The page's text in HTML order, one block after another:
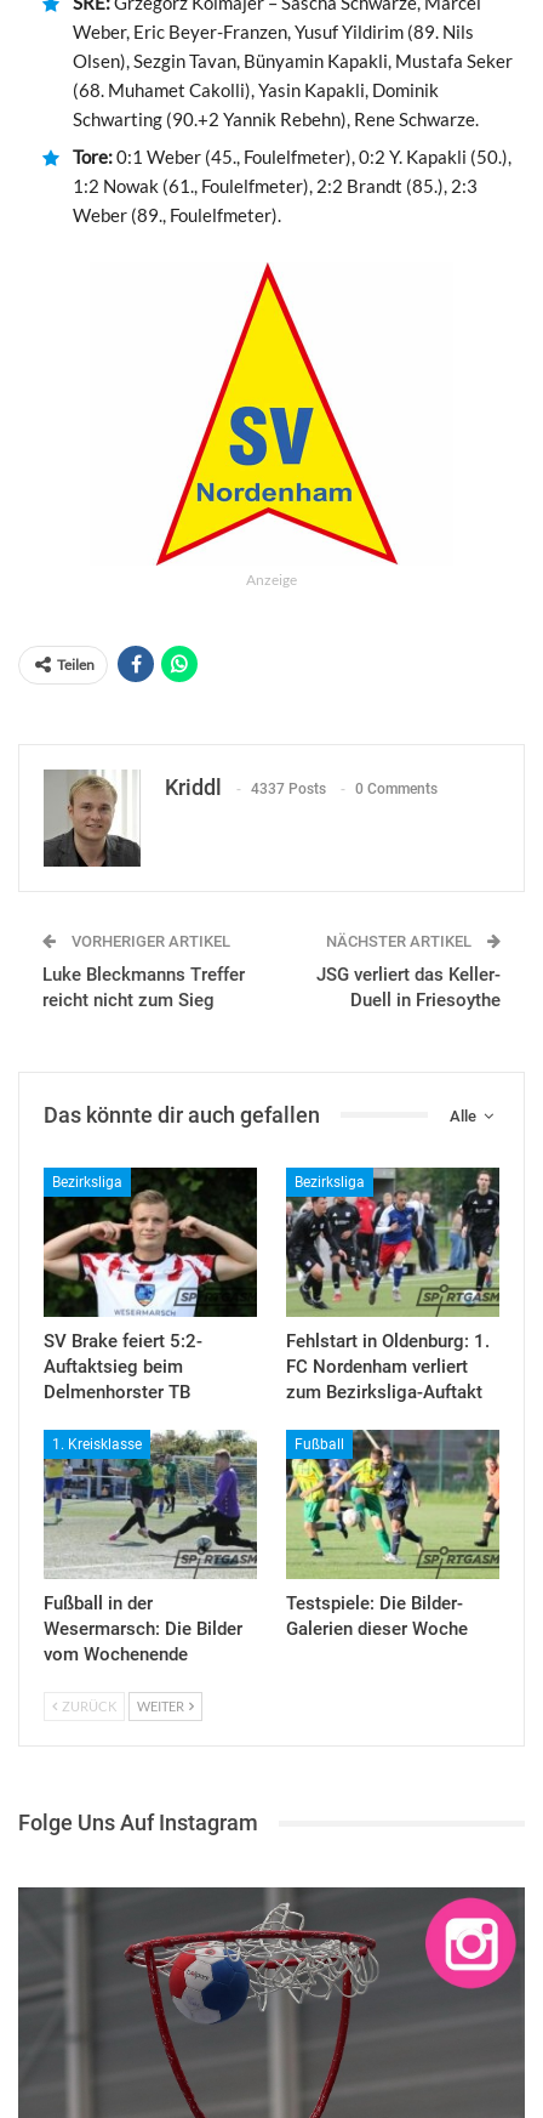
Weber, Eric Beyer-Franzen, Yusuf Yildirim (89. Nils
Olsen), Sezgin Tavan, Bünyamin Kapakli, Mustafa Seker
(68. Muhamet Cakolli), Yasin Kapakli, Dominik
Schwarting (90.+2 Yannik Rebehn), Rene Schwarze.
Tore:0:1 Weber (45., Foulelfmeter), 0:2 Y. Kapakli (50.),
1:2 Nowak (61., Foulelfmeter), 2:2 Brandt (85.), 2:3
Weber (89., Foulelfmeter).
Anzeige
Teilen
Kriddl 4337 Posts 0 Comments
VORHERIGER ARTIKEL
Luke Bleckmanns Treffer
reicht nicht zum Sieg
NÄCHSTER ARTIKEL
JSG verliert das Keller-
Duell in Friesoythe
Alle
Das könnte dir auch gefallen
Bezirksliga
SV Brake feiert 5:2-
Auftaktsieg beim
Delmenhorster TB
Bezirksliga
Fehlstart in Oldenburg: 1.
FC Nordenham verliert
zum Bezirksliga-Auftakt
1. Kreisklasse
Fußball in der
Wesermarsch: Die Bilder
vom Wochenende
Fußball
Testspiele: Die Bilder-
Galerien dieser Woche
ZURÜCK WEITER
Folge Uns Auf Instagram